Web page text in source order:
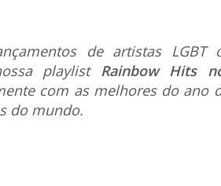
de artistas
playlist Rainbow Hits
com as melhores do ano
do mundo.